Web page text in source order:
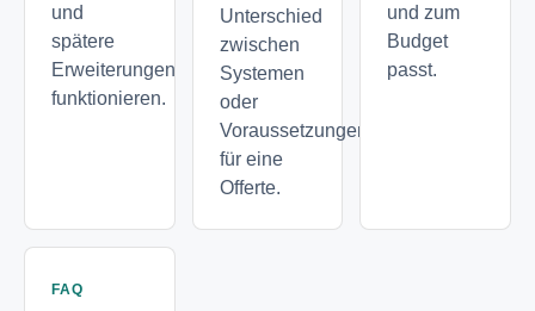
und
spätere
Erweiterungen
funktionieren.
Unterschied
zwischen
Systemen
oder
Voraussetzungen
für eine
Offerte.
und zum
Budget
passt.
FAQ